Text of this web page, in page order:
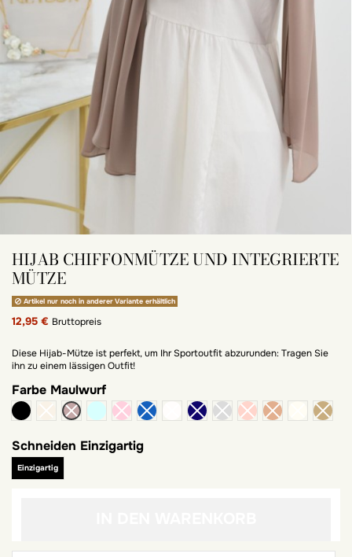
HIJAB CHIFFONMÜTZE UND INTEGRIERTE
MÜTZE
Artikel nur noch in anderer Variante erhältlich
12,95 € Bruttopreis
Diese Hijab-Mütze ist perfekt, um Ihr Sportoutfit abzurunden: Tragen Sie
ihn zu einem lässigen Outfit!
Farbe Maulwurf
schwarz
meergrün
Schneiden Einzigartig
Einzigartig